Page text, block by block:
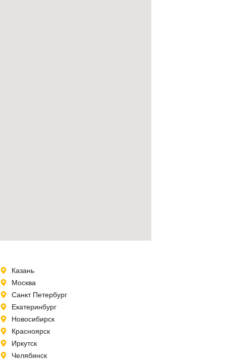
Казань
Москва
Санкт Петербург
Екатеринбург
Новосибирск
Красноярск
Иркутск
Челябинск